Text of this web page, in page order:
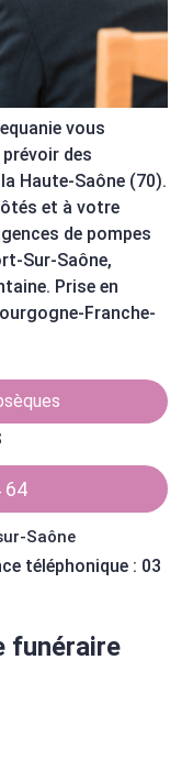
vous
des
Haute-Saône (70).
et à votre
de pompes
Sur-Saône,
Prise en
Franche-
64
Saône
téléphonique : 03
funéraire